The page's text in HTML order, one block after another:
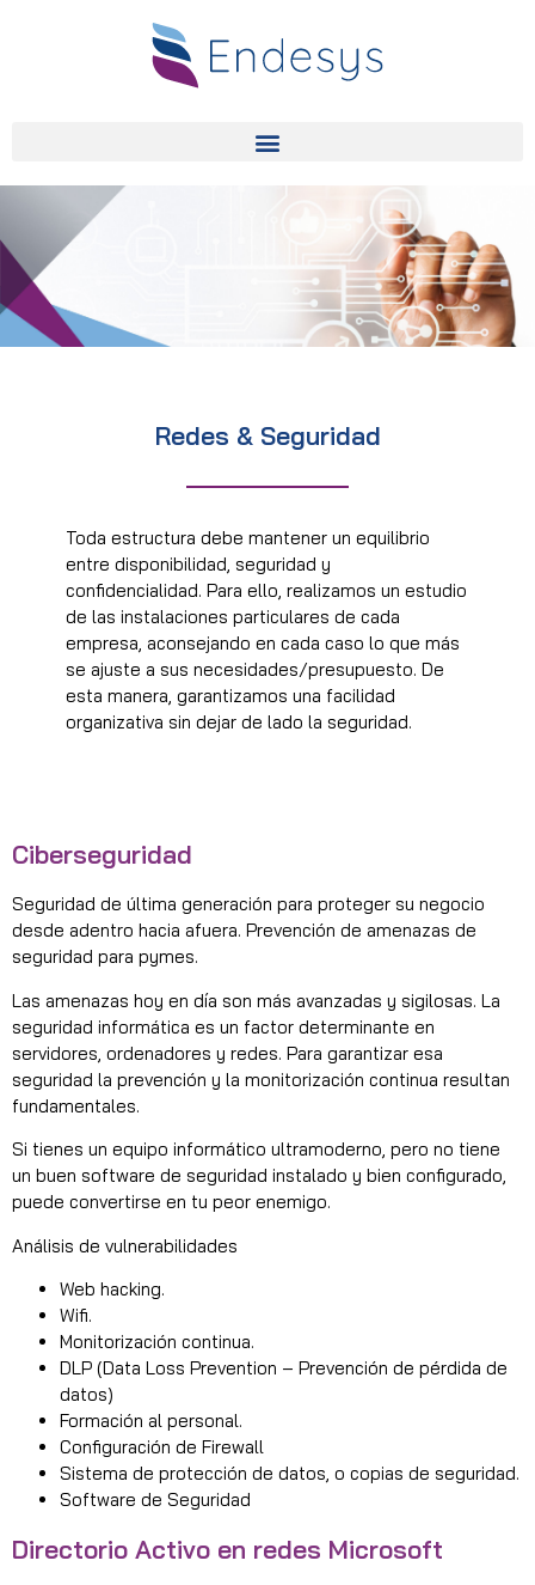
Redes & Seguridad
Toda estructura debe mantener un equilibrio
entre disponibilidad, seguridad y
confidencialidad. Para ello, realizamos un estudio
de las instalaciones particulares de cada
empresa, aconsejando en cada caso lo que más
se ajuste a sus necesidades/presupuesto. De
esta manera, garantizamos una facilidad
organizativa sin dejar de lado la seguridad.
Ciberseguridad
Seguridad de última generación para proteger su negocio
desde adentro hacia afuera. Prevención de amenazas de
seguridad para pymes.
Las amenazas hoy en día son más avanzadas y sigilosas. La
seguridad informática es un factor determinante en
servidores, ordenadores y redes. Para garantizar esa
seguridad la prevención y la monitorización continua resultan
fundamentales.
Si tienes un equipo informático ultramoderno, pero no tiene
un buen software de seguridad instalado y bien configurado,
puede convertirse en tu peor enemigo.
Análisis de vulnerabilidades
Web hacking.
Wifi.
Monitorización continua.
DLP (Data Loss Prevention – Prevención de pérdida de
datos)
Formación al personal.
Configuración de Firewall
Sistema de protección de datos, o copias de seguridad.
Software de Seguridad
Directorio Activo en redes Microsoft